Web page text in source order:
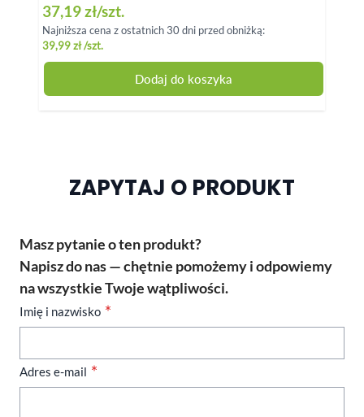
Special Price
37,19 zł/szt.
Najniższa cena z ostatnich 30 dni przed obniżką:
39,99 zł/szt.
Dodaj do koszyka
ZAPYTAJ O PRODUKT
Masz pytanie o ten produkt?
Napisz do nas — chętnie pomożemy i odpowiemy
na wszystkie Twoje wątpliwości.
Imię i nazwisko
Adres e-mail